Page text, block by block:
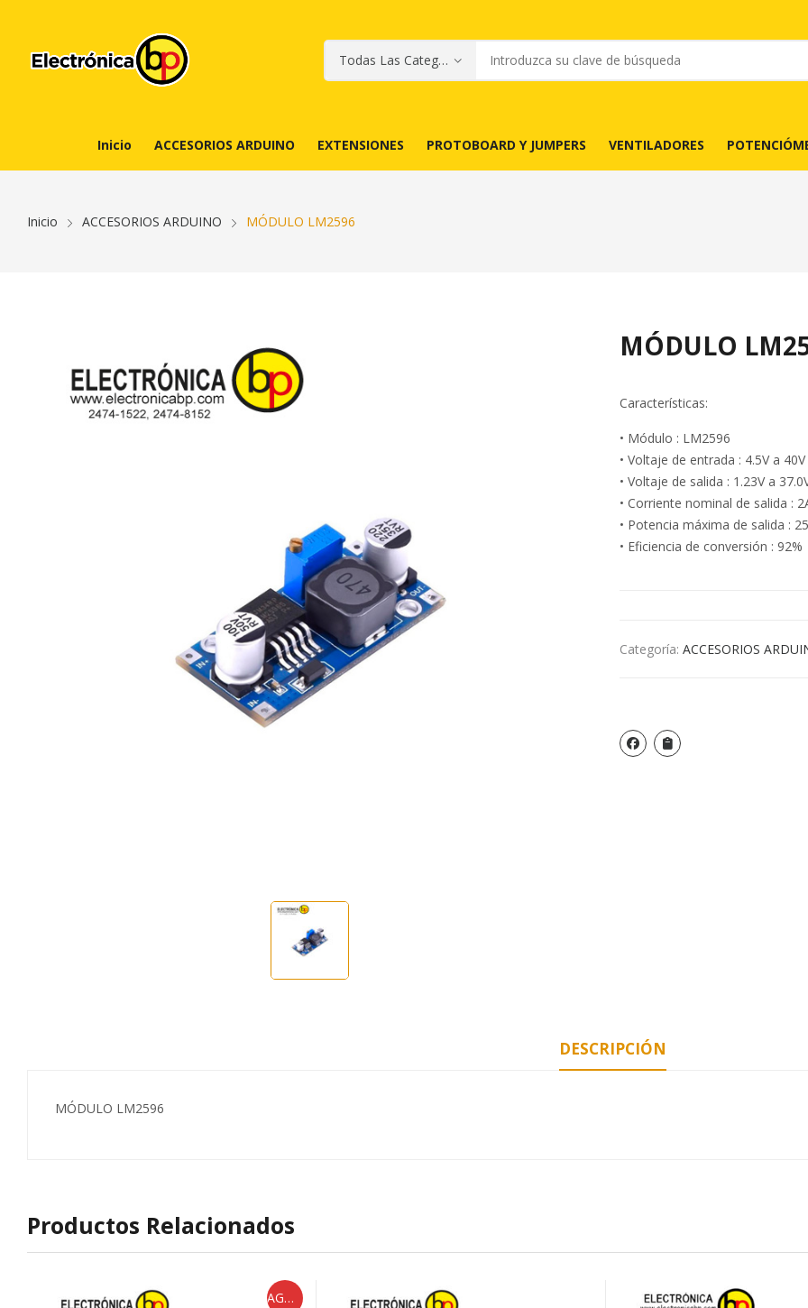
Inicio ACCESORIOS ARDUINO EXTENSIONES PROTOBOARD Y JUMPERS VENTILADORES
Inicio ACCESORIOS ARDUINO MÓDULO LM2596
MÓDULO
Características:
• Módulo : LM2596
• Voltaje de entrada : 4.5V a 40V
• Voltaje de salida : 1.23V a
• Corriente nominal de salida :
• Potencia máxima de salida :
• Eficiencia de conversión : 92%
Categoría: ACCESORIOS
DESCRIPCIÓN
MÓDULO LM2596
Productos Relacionados
AGOTADO